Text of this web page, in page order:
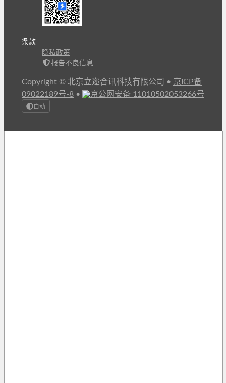
条款
隐私政策
报告不良信息
Copyright © 北京立迩合讯科技有限公司 • 京ICP备
09022189号-8 • 京公网安备 11010502053266号
自动